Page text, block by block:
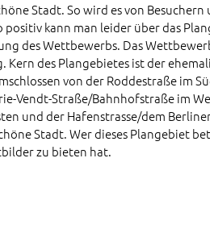
Stadt. So wird es von
positiv kann man leider über das
des Wettbewerbs. Das
Kern des Plangebietes ist der
von der Roddestraße im
Vendt-Straße/Bahnhofstraße im
und der Hafenstrasse/dem
Stadt. Wer dieses Plangebiet
zu bieten hat.